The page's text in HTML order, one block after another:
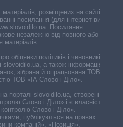
розміщених на сайті,
посилання (для інтернет-видань
Посилання
незалежно від повного або
матеріалів.
обіцянки політиків і чиновників,
slovoidilo.ua, а також інформація про
зібрана й опрацьована ТОВ «ІА
ТОВ «ІА Слово і Діло».
порталі slovoidilo.ua, створені ГО
Слово і Діло» і є власністю
Слово і Діло».
публікуються на правах
компаній», «Позиція»,